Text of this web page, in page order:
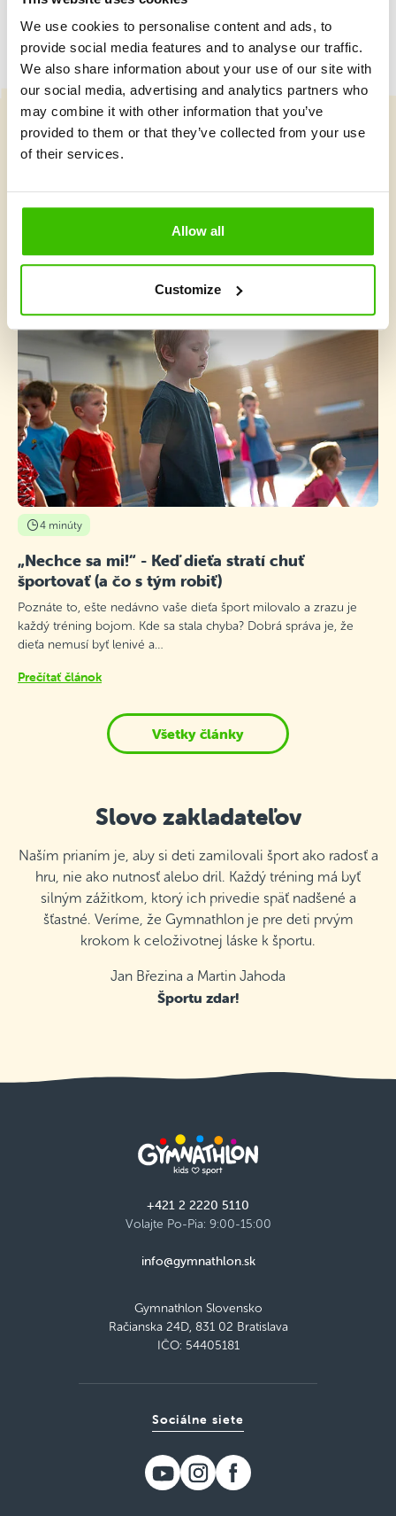
We use cookies to personalise content and ads, to
provide social media features and to analyse our traffic.
We also share information about your use of our site with
our social media, advertising and analytics partners who
may combine it with other information that you’ve
provided to them or that they’ve collected from your use
of their services.
Allow all
Customize
Čo je v Gymnathlone nové?
4 minúty
„Nechce sa mi!“ - Keď dieťa stratí chuť
športovať (a čo s tým robiť)
Poznáte to, ešte nedávno vaše dieťa šport milovalo a zrazu je
každý tréning bojom. Kde sa stala chyba? Dobrá správa je, že
dieťa nemusí byť lenivé a…
Prečítať článok
Všetky články
Slovo zakladateľov
Naším prianím je, aby si deti zamilovali šport ako radosť a
hru, nie ako nutnosť alebo dril. Každý tréning má byť
silným zážitkom, ktorý ich privedie späť nadšené a
šťastné. Veríme, že Gymnathlon je pre deti prvým
krokom k celoživotnej láske k športu.
Jan Březina a Martin Jahoda
Športu zdar!
+421 2 2220 5110
Volajte Po-Pia: 9:00-15:00
info@gymnathlon.sk
Gymnathlon Slovensko
Račianska 24D, 831 02 Bratislava
IČO: 54405181
Sociálne siete